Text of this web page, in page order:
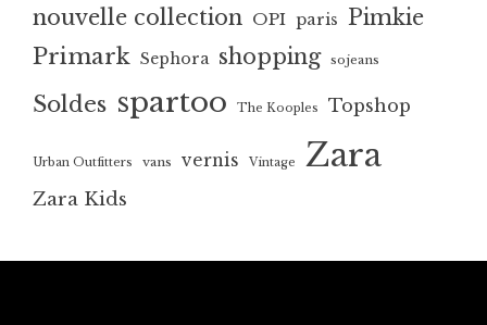
nouvelle collection OPI paris Pimkie
Primark Sephora shopping sojeans
Soldes spartoo The Kooples Topshop
Urban Outfitters vans vernis Vintage Zara
Zara Kids